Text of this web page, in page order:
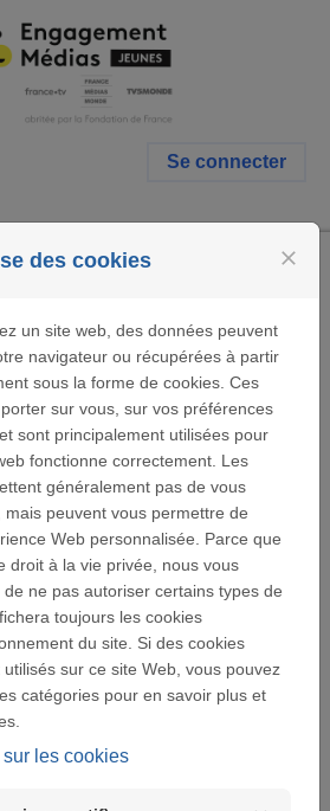
Se connecter
compte utilisateur Fondation
pour les Jeunes, entrez votre
mot de passe ci-dessous.
CONNECTER
des cookies close
un site web, des données peuvent
navigateur ou récupérées à partir
sous la forme de cookies. Ces
sur vous, sur vos préférences
sont principalement utilisées pour
fonctionne correctement. Les
généralement pas de vous
peuvent vous permettre de
Web personnalisée. Parce que
droit à la vie privée, nous vous
ne pas autoriser certains types de
toujours les cookies
du site. Si des cookies
sur ce site Web, vous pouvez
catégories pour en savoir plus et
les cookies